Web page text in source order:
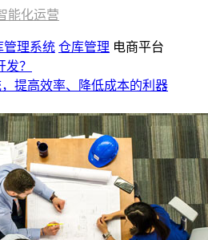
能化运营
管理系统 仓库管理 电商平台
？
提高效率、降低成本的利器